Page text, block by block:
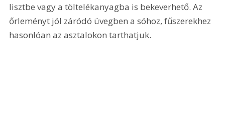
lisztbe vagy a töltelékanyagba is bekeverhető. Az
őrleményt jól záródó üvegben a sóhoz, fűszerekhez
hasonlóan az asztalokon tarthatjuk.